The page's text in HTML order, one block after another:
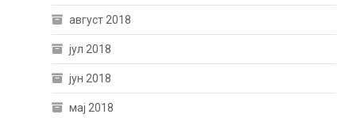
август 2018
јул 2018
јун 2018
мај 2018